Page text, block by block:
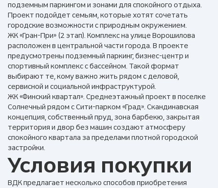
подземным паркингом и зонами для спокойного отдыха.
Проект подойдет семьям, которые хотят сочетать
городские возможности с природным окружением.
ЖК «Гран-При» (2 этап). Комплекс на улице Ворошилова
расположен в центральной части города. В проекте
предусмотрены подземный паркинг, бизнес-центр и
спортивный комплекс с бассейном. Такой формат
выбирают те, кому важно жить рядом с деловой,
сервисной и социальной инфраструктурой.
ЖК «Финский квартал». Среднеэтажный проект в поселке
Солнечный рядом с Сити-парком «Град». Скандинавская
концепция, собственный пруд, зона барбекю, закрытая
территория и двор без машин создают атмосферу
спокойного квартала за пределами плотной городской
застройки.
Условия покупки
ВДК предлагает несколько способов приобретения